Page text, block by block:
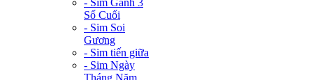
Số Cuối
- Sim Soi
Gương
- Sim tiến giữa
- Sim Ngày
Tháng Năm